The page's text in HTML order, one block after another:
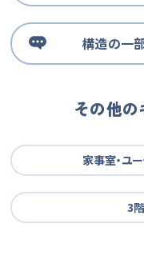
構造の一
その他の
家事室・ユ
3